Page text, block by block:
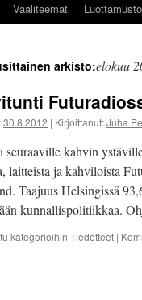
Vaaliteemat
arkisto:elokuu
30.8.2012 | Kirjoittanut:Juha
seuraaville kahvin
laitteista ja kahviloista
Taajuus Helsingissä
kunnallispolitiikkaa.
kategorioihin Tiedotteet |